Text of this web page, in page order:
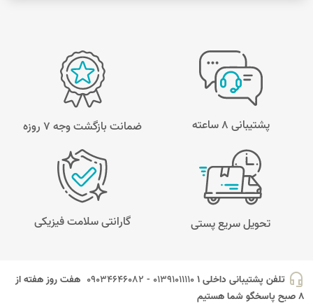
پشتیبانی 8 ساعته ضمانت بازگشت وجه ۷ روزه
تحویل سریع پستی گارانتی سلامت فیزیکی
headset_mic تلفن پشتیبانی داخلی 1 01391011110 - 09034646082
هفت روز هفته از
8 صبح پاسخگو شما هستیم